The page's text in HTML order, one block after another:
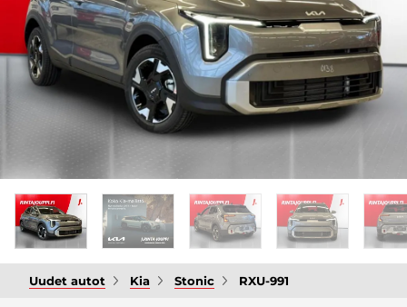
Uudet autot Kia Stonic RXU-991